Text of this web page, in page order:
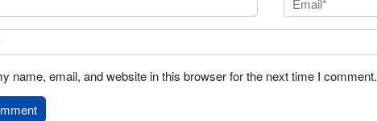
name, email, and website in this browser for the next time I comment.